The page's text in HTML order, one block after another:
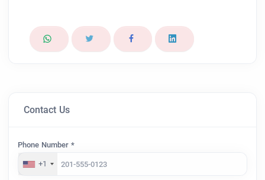
Contact Us
Phone Number *
+1